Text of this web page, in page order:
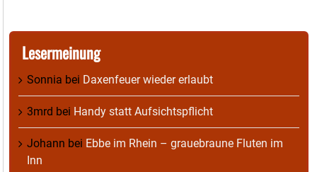
Lesermeinung
Sonnia bei Daxenfeuer wieder erlaubt
3mrd bei Handy statt Aufsichtspflicht
Johann bei Ebbe im Rhein – grauebraune Fluten im
Inn